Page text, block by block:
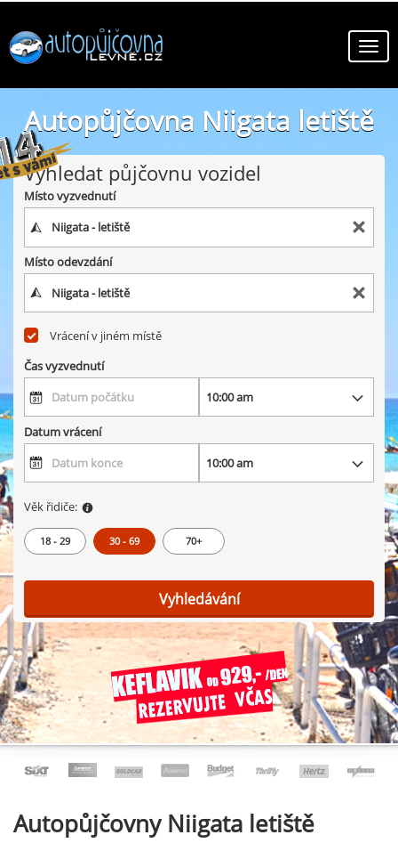
Autopůjčovna Niigata letiště
online autopůjčovny ve městě Niigata letiště
Vyhledat půjčovnu vozidel
Místo vyzvednutí
Místo odevzdání
Vrácení v jiném místě
Čas vyzvednutí
Datum vrácení
Věk řidiče:
18 - 29 30 - 69 70+
Vyhledávání
AutopůjčovnyNiigata letiště